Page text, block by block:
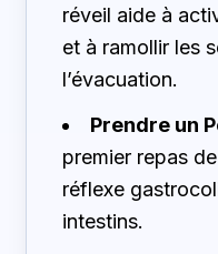
réveil aide à
et à ramollir les
l’évacuation.
Prendre un
premier repas
réflexe
intestins.